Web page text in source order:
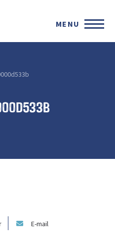
MENU
E-mail